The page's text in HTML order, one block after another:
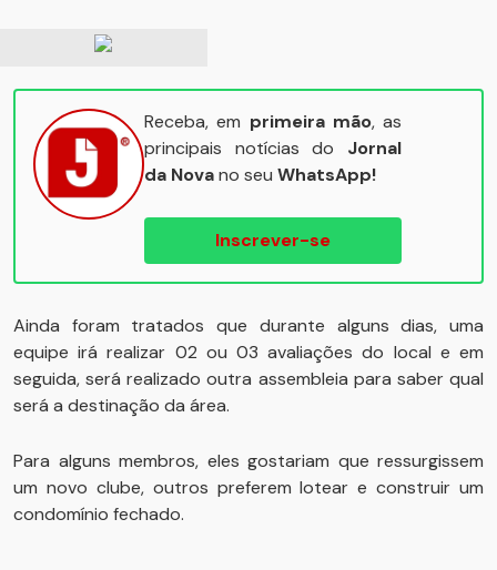
Receba, em primeira mão, as
principais notícias do Jornal
da Novano seu WhatsApp!
Inscrever-se
Ainda foram tratados que durante alguns dias, uma
equipe irá realizar 02 ou 03 avaliações do local e em
seguida, será realizado outra assembleia para saber qual
será a destinação da área.
Para alguns membros, eles gostariam que ressurgissem
um novo clube, outros preferem lotear e construir um
condomínio fechado.